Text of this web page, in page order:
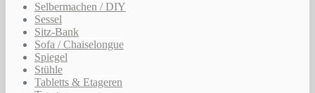
Selbermachen / DIY
Sessel
Sitz-Bank
Sofa / Chaiselongue
Spiegel
Stühle
Tabletts & Etageren